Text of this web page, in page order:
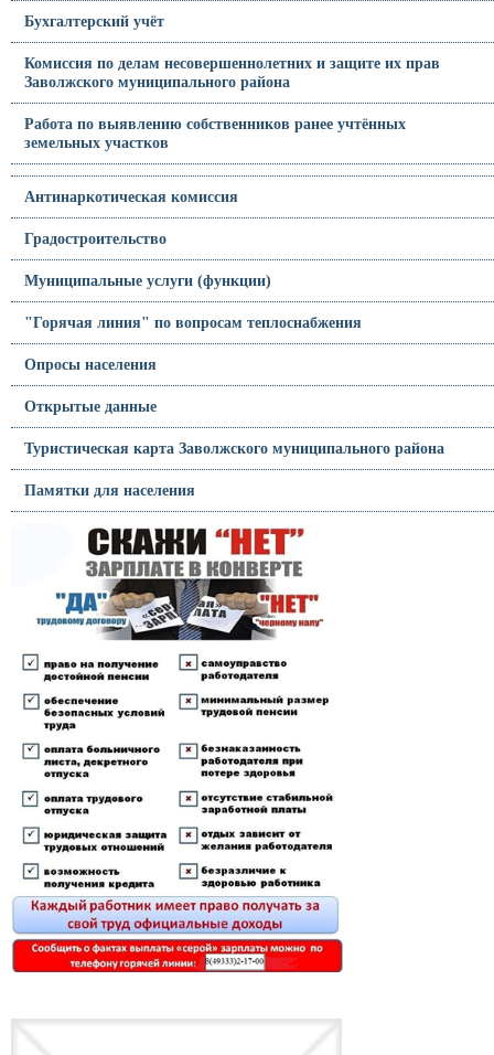
Бухгалтерский учёт
Комиссия по делам несовершеннолетних и защите их прав
Заволжского муниципального района
Работа по выявлению собственников ранее учтённых
земельных участков
Антинаркотическая комиссия
Градостроительство
Муниципальные услуги (функции)
"Горячая линия" по вопросам теплоснабжения
Опросы населения
Открытые данные
Туристическая карта Заволжского муниципального района
Памятки для населения